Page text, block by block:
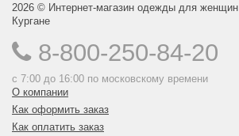
2026 © Интернет-магазин одежды для
Кургане
8-800-250-84-20
с 7:00 до 16:00 по московскому времени
О компании
Как оформить заказ
Как оплатить заказ